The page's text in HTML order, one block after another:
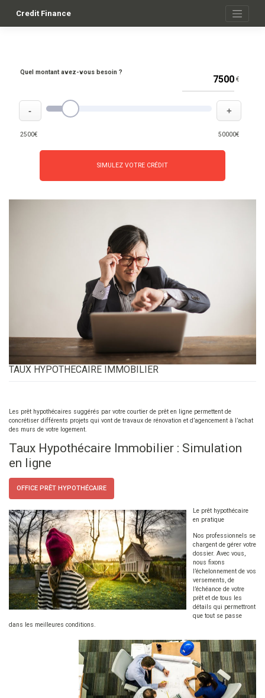
Credit Finance
Quel montant avez-vous besoin ?
€
- +
2500€ 50000€
SIMULEZ VOTRE CRÉDIT
TAUX HYPOTHECAIRE IMMOBILIER
Les prêt hypothécaires suggérés par votre courtier de prêt en ligne permettent de
concrétiser différents projets qui vont de travaux de rénovation et d’agencement à l’achat
des murs de votre logement.
Taux Hypothécaire Immobilier : Simulation
en ligne
OFFICE PRÊT HYPOTHÉCAIRE
Le prêt hypothécaire
en pratique
Nos professionnels se
chargent de gérer votre
dossier. Avec vous,
nous fixons
l’échelonnement de vos
versements, de
l’échéance de votre
prêt et de tous les
détails qui permettront
que tout se passe
dans les meilleures conditions.